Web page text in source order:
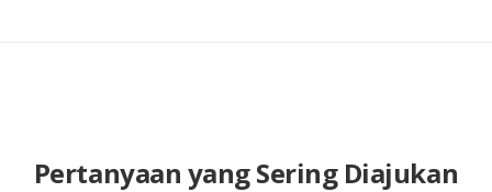
Pertanyaan yang Sering Diajukan